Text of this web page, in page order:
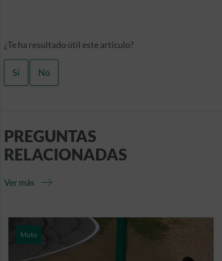
¿Te ha resultado útil este artículo?
Sí No
PREGUNTAS
RELACIONADAS
Ver más
Moto